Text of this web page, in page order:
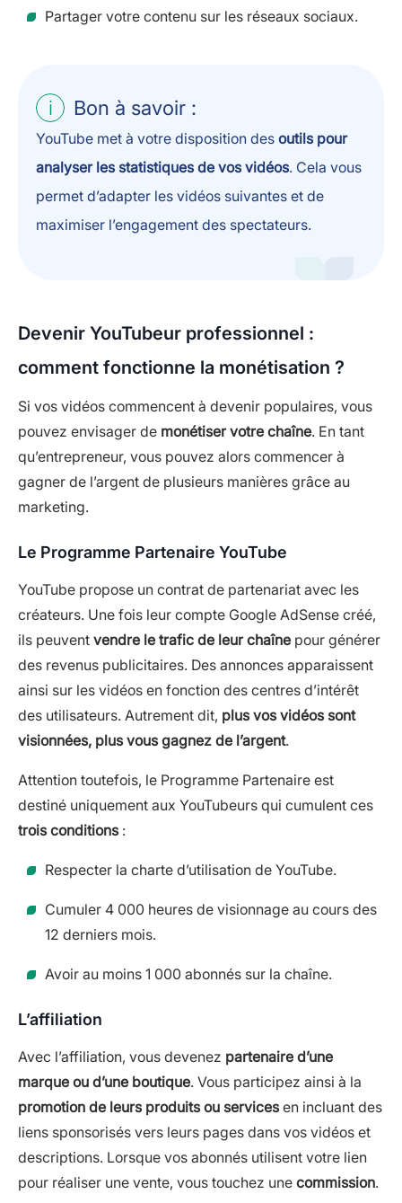
Partager votre contenu sur les réseaux sociaux.
Bon à savoir :
YouTube met à votre disposition des outils pour
analyser les statistiques de vos vidéos. Cela vous
permet d’adapter les vidéos suivantes et de
maximiser l’engagement des spectateurs.
Devenir YouTubeur professionnel :
comment fonctionne la monétisation ?
Si vos vidéos commencent à devenir populaires, vous
pouvez envisager de monétiser votre chaîne. En tant
qu’entrepreneur, vous pouvez alors commencer à
gagner de l’argent de plusieurs manières grâce au
marketing.
Le Programme Partenaire YouTube
YouTube propose un contrat de partenariat avec les
créateurs. Une fois leur compte Google AdSense créé,
ils peuvent vendre le trafic de leur chaîne pour générer
des revenus publicitaires. Des annonces apparaissent
ainsi sur les vidéos en fonction des centres d’intérêt
des utilisateurs. Autrement dit, plus vos vidéos sont
visionnées, plus vous gagnez de l’argent.
Attention toutefois, le Programme Partenaire est
destiné uniquement aux YouTubeurs qui cumulent ces
trois conditions:
Respecter la charte d’utilisation de YouTube.
Cumuler 4 000 heures de visionnage au cours des
12 derniers mois.
Avoir au moins 1 000 abonnés sur la chaîne.
L’affiliation
Avec l’affiliation, vous devenez partenaire d’une
marque ou d’une boutique. Vous participez ainsi à la
promotion de leurs produits ou servicesen incluant des
liens sponsorisés vers leurs pages dans vos vidéos et
descriptions. Lorsque vos abonnés utilisent votre lien
pour réaliser une vente, vous touchez une commission.